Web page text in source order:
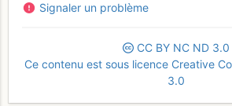
Signaler un problème
CC BY NC ND 3.0
Ce contenu est sous licence Creative
3.0